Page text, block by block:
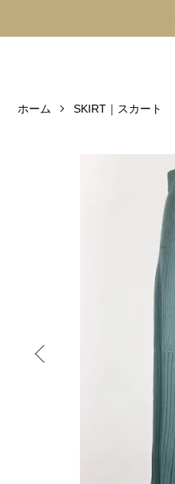
ホーム SKIRT｜スカート